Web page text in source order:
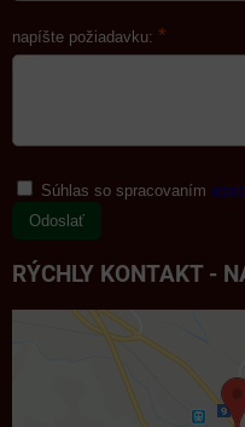
napíšte požiadavku: *
Súhlas so spracovaním
Odoslať
RÝCHLY KONTAKT -